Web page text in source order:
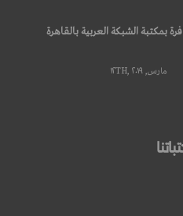
بمكتبة الشبكة العربية بالقاهرة
مارس, ۱۲TH, ۲۰۱۹